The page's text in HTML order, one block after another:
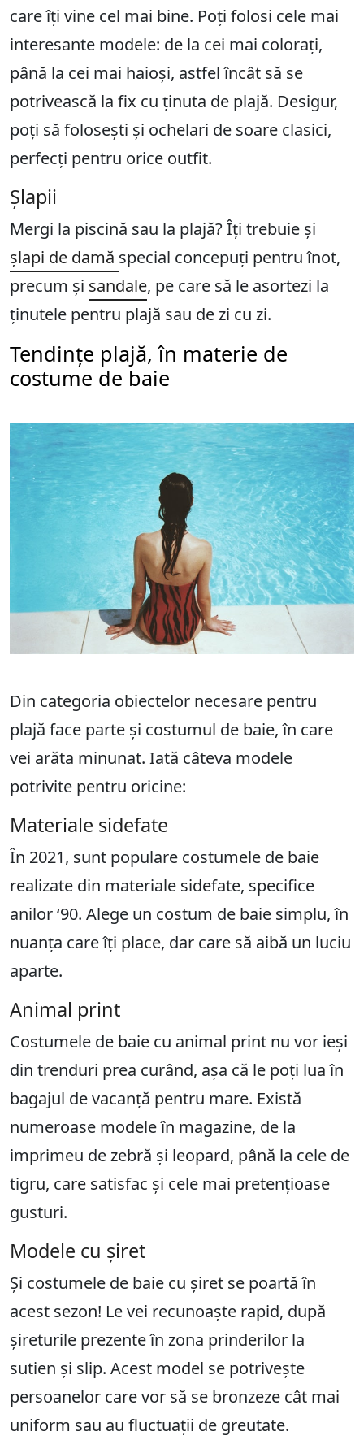
care îți vine cel mai bine. Poți folosi cele mai
interesante modele: de la cei mai colorați,
până la cei mai haioși, astfel încât să se
potrivească la fix cu ținuta de plajă. Desigur,
poți să folosești și ochelari de soare clasici,
perfecți pentru orice outfit.
Șlapii
Mergi la piscină sau la plajă? Îți trebuie și
șlapi de damă special concepuți pentru înot,
precum și sandale, pe care să le asortezi la
ținutele pentru plajă sau de zi cu zi.
Tendințe plajă, în materie de
costume de baie
Din categoria obiectelor necesare pentru
plajă face parte și costumul de baie, în care
vei arăta minunat. Iată câteva modele
potrivite pentru oricine:
Materiale sidefate
În 2021, sunt populare costumele de baie
realizate din materiale sidefate, specifice
anilor ‘90. Alege un costum de baie simplu, în
nuanța care îți place, dar care să aibă un luciu
aparte.
Animal print
Costumele de baie cu animal print nu vor ieși
din trenduri prea curând, așa că le poți lua în
bagajul de vacanță pentru mare. Există
numeroase modele în magazine, de la
imprimeu de zebră și leopard, până la cele de
tigru, care satisfac și cele mai pretențioase
gusturi.
Modele cu șiret
Și costumele de baie cu șiret se poartă în
acest sezon! Le vei recunoaște rapid, după
șireturile prezente în zona prinderilor la
sutien și slip. Acest model se potrivește
persoanelor care vor să se bronzeze cât mai
uniform sau au fluctuații de greutate.